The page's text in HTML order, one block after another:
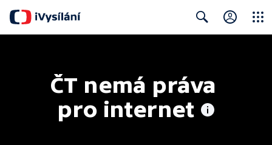
ČT nemá práva
pro internet